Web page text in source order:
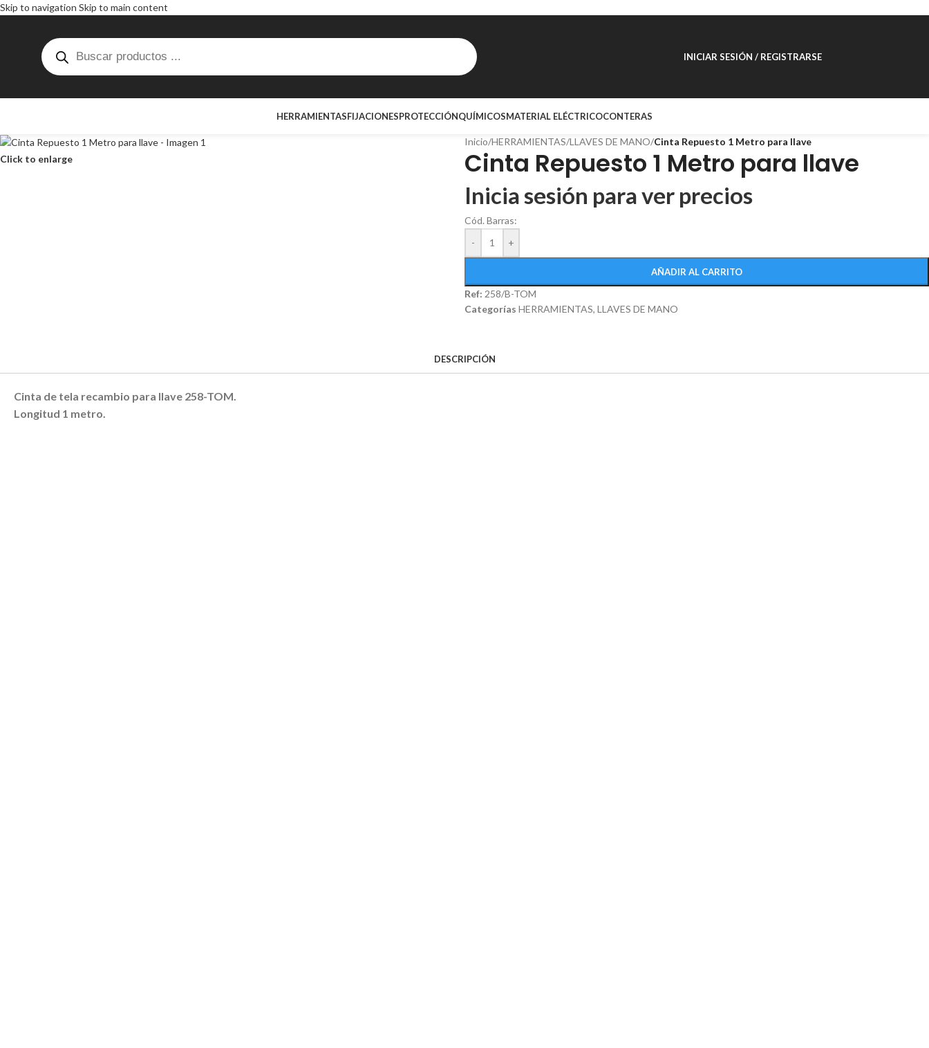
Skip to navigation Skip to main content
INICIAR SESIÓN / REGISTRARSE
HERRAMIENTASFIJACIONESPROTECCIÓNQUÍMICOSMATERIAL ELÉCTRICOCONTERAS
Click to enlarge
Inicio/HERRAMIENTAS/LLAVES DE MANO/Cinta Repuesto 1 Metro para llave
Cinta Repuesto 1 Metro para llave
Inicia sesión para ver precios
Cód. Barras:
-
+
AÑADIR AL CARRITO
Ref: 258/B-TOM
Categorías HERRAMIENTAS, LLAVES DE MANO
DESCRIPCIÓN
Cinta de tela recambio para llave 258-TOM.
Longitud 1 metro.